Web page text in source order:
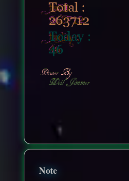
nonenonenone
Note